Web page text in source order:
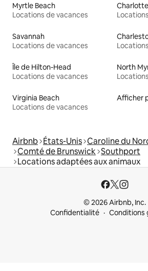
Myrtle Beach
Locations de vacances
Charlotte
Savannah
Locations de vacances
Île de Hilton-Head
Locations de vacances
North
Virginia Beach
Locations de vacances
Afficher
Airbnb États-Unis Caroline du
Comté de Brunswick Southport
Locations adaptées aux animaux
© 2026 Airbnb, Inc.
Confidentialité
Conditions